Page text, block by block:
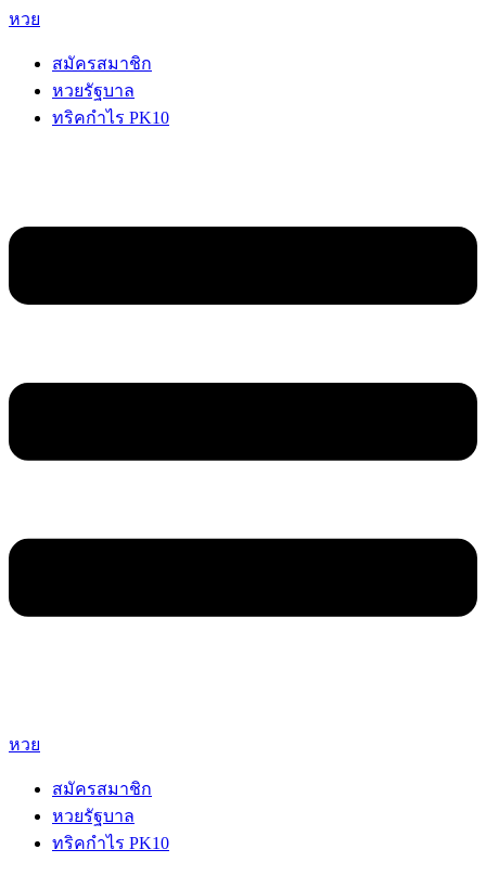
หวย
สมัครสมาชิก
หวยรัฐบาล
ทริคกำไร PK10
หวย
สมัครสมาชิก
หวยรัฐบาล
ทริคกำไร PK10